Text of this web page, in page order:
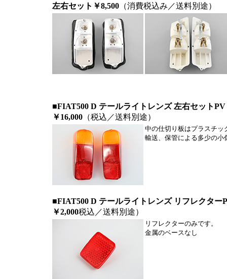
左右セット￥8,500（消費税込み／送料別途）
■FIAT500 D テールライトレンズ 左右セット
￥16,000（税込／送料別途）
中の仕切り板はプラスチッ
輸送、保管による多少の小
■FIAT500 D テールライトレンズ リフレクター
￥2,000税込／送料別途）
リフレクターのみです。
金属のベースなし